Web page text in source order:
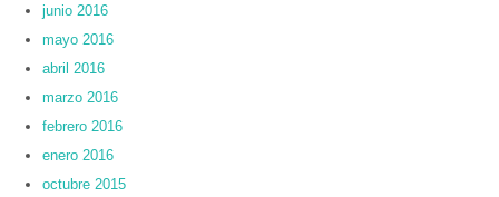
junio 2016
mayo 2016
abril 2016
marzo 2016
febrero 2016
enero 2016
octubre 2015